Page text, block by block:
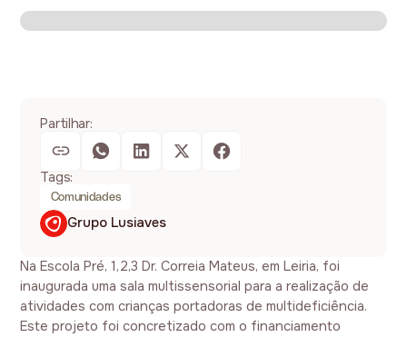
Na Escola Pré, 1,2,3 Dr. Correia Mateus, em Leiria, foi
inaugurada uma sala multissensorial para a realização de
atividades com crianças portadoras de multideficiência.
Este projeto foi concretizado com o financiamento
Partilhar:
Tags:
Comunidades
Grupo Lusiaves